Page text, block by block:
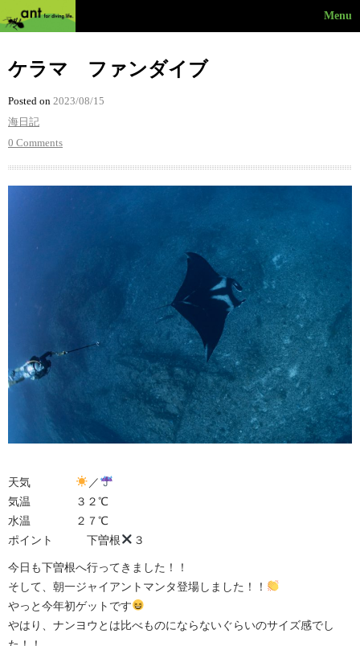
Menu
ケラマ ファンダイブ
Posted on 2023/08/15
海日記
0 Comments
天気
／
気温 ３２℃
水温 ２７℃
ポイント 下曽根
３
今日も下曽根へ行ってきました！！
そして、朝一ジャイアントマンタ登場しました！！
やっと今年初ゲットです
やはり、ナンヨウとは比べものにならないぐらいのサイズ感でし